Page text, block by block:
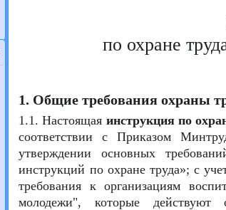
по охране
1. Общие требования охраны
1.1. Настоящая инструкция по
соответствии с Приказом
утверждении основных
инструкций по охране труда»; с
требования к организациям
молодежи", которые